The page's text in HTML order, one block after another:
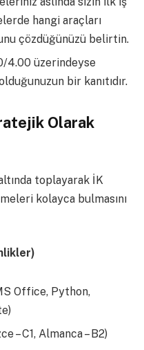
hangi araçları
çözdüğünüzü belirtin.
4.00 üzerindeyse
bir kanıtıdır.
Olarak
toplayarak İK
kolayca bulmasını
Office, Python,
– C1, Almanca – B2)